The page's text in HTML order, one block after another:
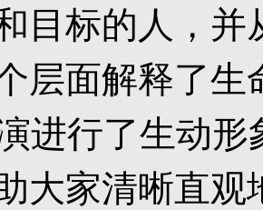
目标的人，并
层面解释了生
进行了生动形
大家清晰直